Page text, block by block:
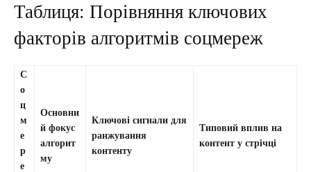
Таблиця: Порівняння ключових
факторів алгоритмів соцмереж
С
о
ц
м
е
р
е
Основни
й фокус
алгорит
му
Ключові сигнали для
ранжування
контенту
Типовий вплив на
контент у стрічці